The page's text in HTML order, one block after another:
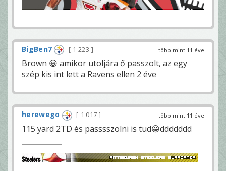
több mint 11 éve
BigBen7 1 223
Brown 😀 amikor utoljára ő passzolt, az egy
szép kis int lett a Ravens ellen 2 éve
több mint 11 éve
herewego 1 017
115 yard 2TD és passsszolni is tud😀ddddddd